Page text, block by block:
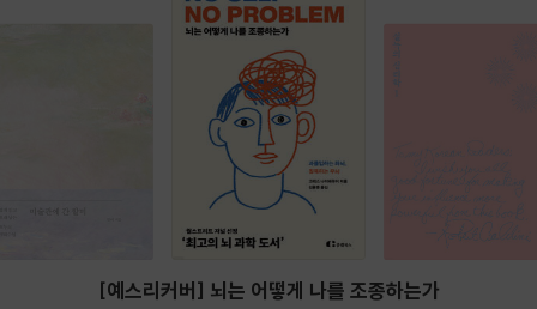
[예스리커버] 뇌는 어떻게 나를 조종하는가